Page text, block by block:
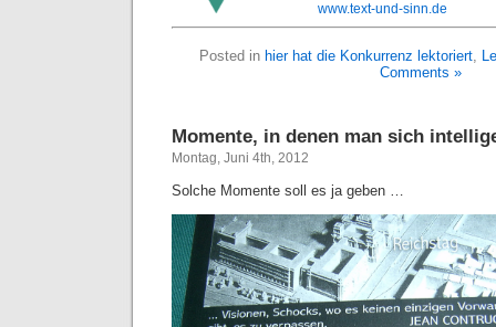
www.text-und-sinn.de
Posted in hier hat die Konkurrenz lektoriert,
Comments »
Momente, in denen man sich
Montag, Juni 4th, 2012
Solche Momente soll es ja geben …